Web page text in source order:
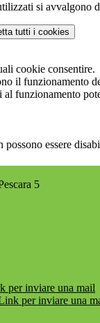
si
tutti i cookies
cookie consentire.
il funzionamento
al funzionamento
essere
5
per inviare una mail
per inviare una